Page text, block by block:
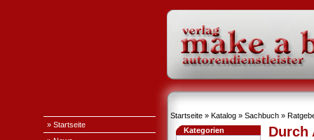
» Startseite
Startseite » Katalog » Sachbuch »
Kategorien
Durch